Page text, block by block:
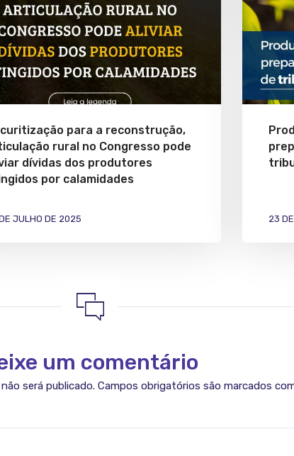
para a reconstrução,
rural no Congresso pode
dívidas dos produtores
por calamidades
JULHO DE 2025 23
um comentário
será publicado. Campos obrigatórios são marcados